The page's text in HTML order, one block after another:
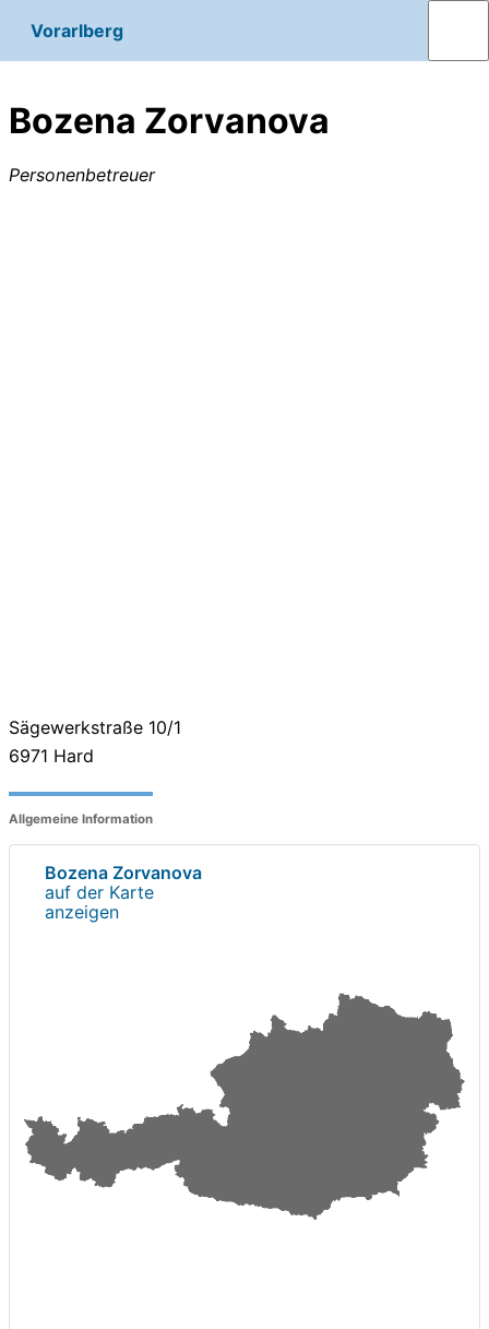
Vorarlberg
Bozena Zorvanova
Personenbetreuer
Sägewerkstraße 10/1
6971 Hard
Allgemeine Information
Bozena Zorvanova
auf der Karte
anzeigen